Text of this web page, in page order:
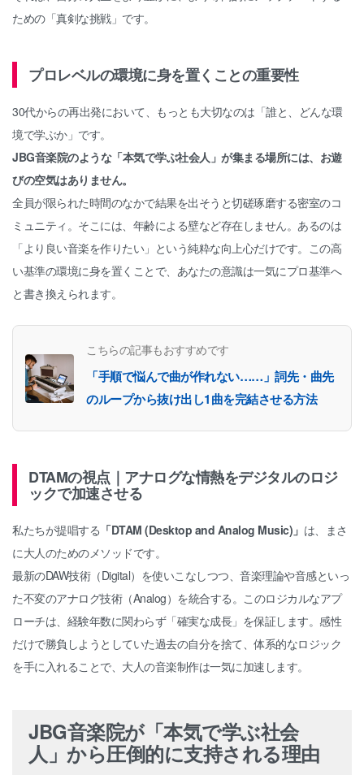
ための「真剣な挑戦」です。
プロレベルの環境に身を置くことの重要性
30代からの再出発において、もっとも大切なのは「誰と、どんな環
境で学ぶか」です。
JBG音楽院のような「本気で学ぶ社会人」が集まる場所には、お遊
びの空気はありません。
全員が限られた時間のなかで結果を出そうと切磋琢磨する密室のコ
ミュニティ。そこには、年齢による壁など存在しません。あるのは
「より良い音楽を作りたい」という純粋な向上心だけです。この高
い基準の環境に身を置くことで、あなたの意識は一気にプロ基準へ
と書き換えられます。
こちらの記事もおすすめです
「手順で悩んで曲が作れない……」詞先・曲先
のループから抜け出し1曲を完結させる方法
DTAMの視点｜アナログな情熱をデジタルのロジ
ックで加速させる
私たちが提唱する 「DTAM (Desktop and Analog Music)」 は、まさ
に大人のためのメソッドです。
最新のDAW技術（Digital）を使いこなしつつ、音楽理論や音感といっ
た不変のアナログ技術（Analog）を統合する。このロジカルなアプ
ローチは、経験年数に関わらず「確実な成長」を保証します。感性
だけで勝負しようとしていた過去の自分を捨て、体系的なロジック
を手に入れることで、大人の音楽制作は一気に加速します。
JBG音楽院が「本気で学ぶ社会
人」から圧倒的に支持される理由